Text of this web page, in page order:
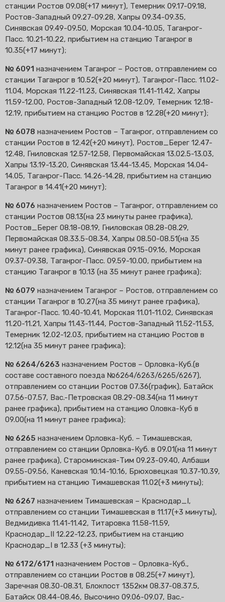
станции Ростов 09.08(+17 минут), Темерник 09.17-09.18,
Ростов-Западный 09.27-09.28, Хапры 09.34-09.35,
Синявская 09.49-09.50, Морская 10.04-10.05, Таганрог-
Пасс. 10.21-10.22, прибытием на станцию Таганрог в
10.35(+17 минут);
№ 6091 назначением Таганрог – Ростов, отправлением со
станции Таганрог в 10.52(+20 минут), Таганрог-Пасс. 11.02-
11.04, Морская 11.22-11.23, Синявская 11.41-11.42, Хапры
11.59-12.00, Ростов-Западный 12.08-12.09, Темерник 12.18-
12.19, прибытием на станцию Ростов в 12.28(+20 минут);
№ 6078 назначением Ростов – Таганрог, отправлением со
станции Ростов в 12.42(+20 минут), Ростов_Берег 12.47-
12.48, Гниловская 12.57-12.58, Первомайская 13.02.5-13.03,
Хапры 13.19-13.20, Синявская 13.44-13.45, Морская 14.04-
14.05, Таганрог-Пасс. 14.26-14.28, прибытием на станцию
Таганрог в 14.41(+20 минут);
№ 6076 назначением Ростов – Таганрог, отправлением со
станции Ростов 08.13(на 23 минуты ранее графика),
Ростов_Берег 08.18-08.19, Гниловская 08.28-08.29,
Первомайская 08.33.5-08.34, Хапры 08.50-08.51(на 35
минут ранее графика), Синявская 09.15-09.16, Морская
09.37-09.38, Таганрог-Пасс. 09.59-10.00, прибытием на
станцию Таганрог в 10.13 (на 35 минут ранее графика);
№ 6079 назначением Таганрог – Ростов, отправлением со
станции Таганрог в 10.27(на 35 минут ранее графика),
Таганрог-Пасс. 10.40-10.41, Морская 11.01-11.02, Синявская
11.20-11.21, Хапры 11.43-11.44, Ростов-Западный 11.52-11.53,
Темерник 12.02-12.03, прибытием на станцию Ростов в
12.12(на 35 минут ранее графика);
№ 6264/6263 назначением Ростов – Орловка-Куб.(в
составе составного поезда №6264/6263/6265/6267),
отправлением со станции Ростов 07.36(график), Батайск
07.56-07.57, Вас.-Петровская 08.29-08.34(на 11 минут
ранее графика), прибытием на станцию Оловка-Куб в
09.00(на 11 минут ранее графика);
№ 6265 назначением Орловка-Куб. – Тимашевская,
отправлением со станции Орловка-Куб. в 09.01(на 11 минут
ранее графика), Староминская-Тим 09.23-09.40, Албаши
09.55-09.56, Каневская 10.14-10.16, Брюховецкая 10.37-10.39,
прибытием на станцию Тимашевская 11.02(+3 минуты);
№ 6267 назначением Тимашевская – Краснодар_I,
отправлением со станции Тимашевская в 11.17(+3 минуты),
Ведмидивка 11.41-11.42, Титаровка 11.58-11.59,
Краснодар_II 12.22-12.23, прибытием на станцию
Краснодар_I в 12.33 (+3 минуты);
№ 6172/6171 назначением Ростов – Орловка-Куб.,
отправлением со станции Ростов в 08.25(+7 минут),
Заречная 08.30-08.31, Блокпост 1352км 08.37-08.37.5,
Батайск 08.44-08.46, Высочино 09.06-09.07, Вас.-